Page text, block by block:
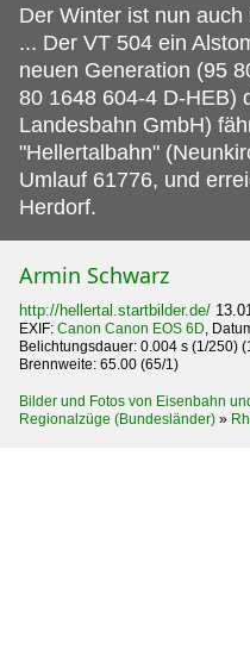
Der Winter ist nun
... Der VT 504 ein
neuen Generation (95
80 1648 604-4 D-HEB)
Landesbahn GmbH)
"Hellertalbahn"
Umlauf 61776, und
Herdorf.
Armin Schwarz
http://hellertal.startbilder.de/
EXIF: Canon Canon EOS 6D,
Belichtungsdauer: 0.004 s (1/250)
Brennweite: 65.00 (65/1)
Bilder und Fotos von Eisenbahn
Regionalzüge (Bundesländer) »